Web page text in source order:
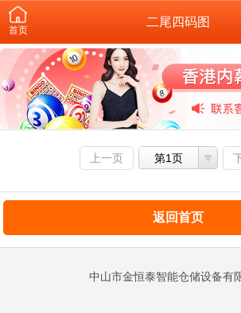
首页
二尾四码图
上一页 第1页
返回首页
中山市金恒泰智能仓储设备有